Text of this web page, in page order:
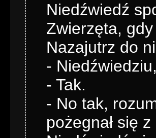
Niedźwiedź
Zwierzęta, gdy
Nazajutrz do
-
- Tak.
- No tak,
pożegnał się